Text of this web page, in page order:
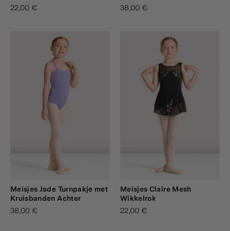
22,00 €
38,00 €
Meisjes Jade Turnpakje met
Kruisbanden Achter
38,00 €
Meisjes Claire Mesh
Wikkelrok
22,00 €